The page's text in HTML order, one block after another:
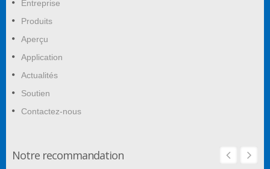
Entreprise
Produits
Aperçu
Application
Actualités
Soutien
Contactez-nous
Notre recommandation